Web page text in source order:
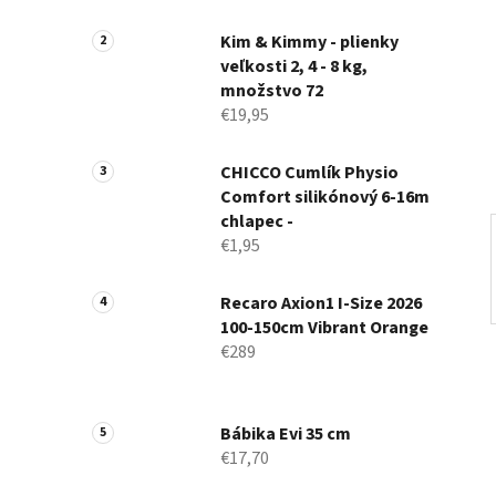
n
Kim & Kimmy - plienky
veľkosti 2, 4 - 8 kg,
množstvo 72
€19,95
CHICCO Cumlík Physio
Comfort silikónový 6-16m
chlapec -
€1,95
Recaro Axion1 I-Size 2026
100-150cm Vibrant Orange
€289
Bábika Evi 35 cm
€17,70